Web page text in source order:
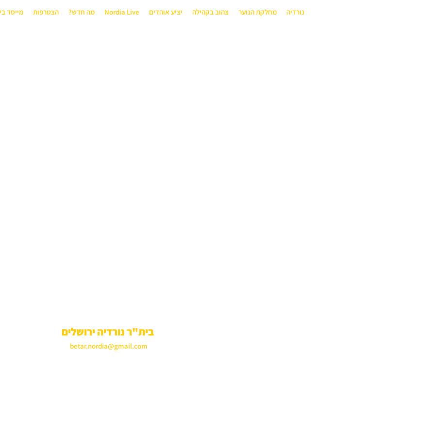
נורדיה מחלקת הנוער צהוב בקהילה יציע אוהדים Nordia Live מה חדש? הצטרפות מייסד
בית"ר נורדיה ירושלים
betar.nordia@gmail.com